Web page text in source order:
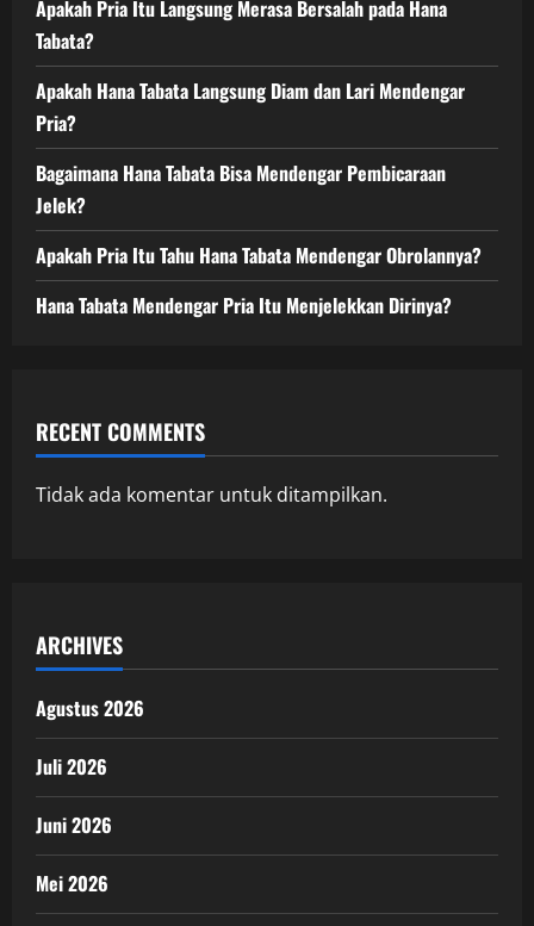
Apakah Pria Itu Langsung Merasa Bersalah pada Hana
Tabata?
Apakah Hana Tabata Langsung Diam dan Lari Mendengar
Pria?
Bagaimana Hana Tabata Bisa Mendengar Pembicaraan
Jelek?
Apakah Pria Itu Tahu Hana Tabata Mendengar Obrolannya?
Hana Tabata Mendengar Pria Itu Menjelekkan Dirinya?
RECENT COMMENTS
Tidak ada komentar untuk ditampilkan.
ARCHIVES
Agustus 2026
Juli 2026
Juni 2026
Mei 2026